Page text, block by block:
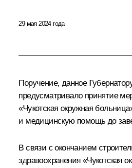
29 мая 2024 года
Поручение, данное
предусматривало принятие
«Чукотская окружная
и медицинскую помощь до
В связи с окончанием
здравоохранения «Чукотская